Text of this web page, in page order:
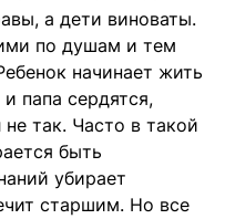
а дети виноваты.
по душам и тем
начинает жить
папа сердятся,
так. Часто в такой
быть
убирает
старшим. Но все